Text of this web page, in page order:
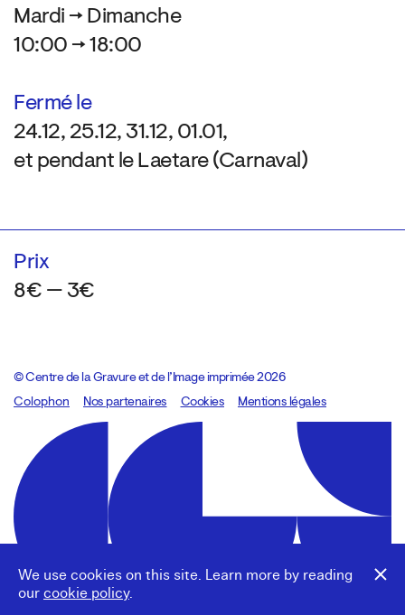
We use cookies on this site. Learn more by reading
our cookie policy.
Mardi → Dimanche
10:00 → 18:00
Fermé le
24.12, 25.12, 31.12, 01.01,
et pendant le Laetare (Carnaval)
Prix
8€ — 3€
© Centre de la Gravure et de l’Image imprimée 2026
Colophon
Design:Marcel Kaczmarek, code:8080.studio
Nos partenaires Cookies Mentions légales